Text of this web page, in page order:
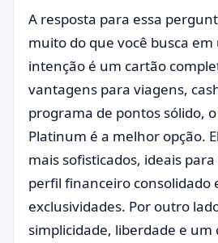
A resposta para essa
muito do que você busca em
intenção é um cartão
vantagens para viagens,
programa de pontos sólido,
Platinum é a melhor opção.
mais sofisticados, ideais
perfil financeiro consolidado
exclusividades. Por outro
simplicidade, liberdade e um